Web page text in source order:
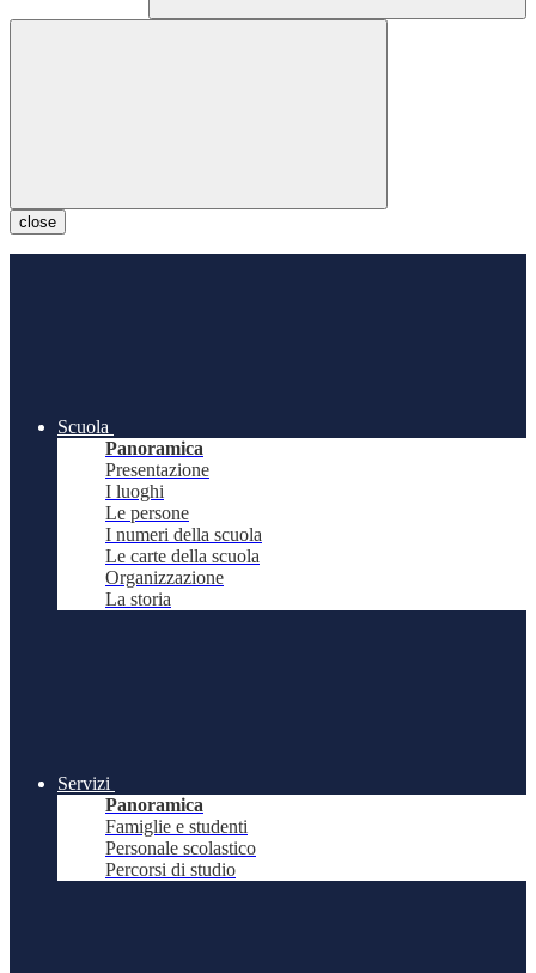
close
Scuola
Panoramica
Presentazione
I luoghi
Le persone
I numeri della scuola
Le carte della scuola
Organizzazione
La storia
Servizi
Panoramica
Famiglie e studenti
Personale scolastico
Percorsi di studio